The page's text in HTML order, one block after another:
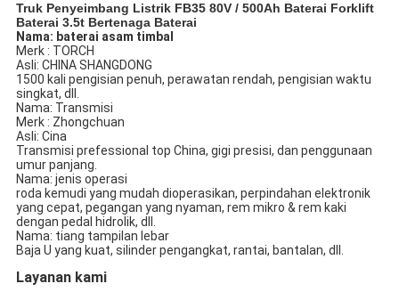
Truk Penyeimbang Listrik FB35 80V / 500Ah Baterai Forklift
Baterai 3.5t Bertenaga Baterai
Nama: baterai asam timbal
Merk : TORCH
Asli: CHINA SHANGDONG
1500 kali pengisian penuh, perawatan rendah, pengisian waktu
singkat, dll.
Nama: Transmisi
Merk : Zhongchuan
Asli: Cina
Transmisi prefessional top China, gigi presisi, dan penggunaan
umur panjang.
Nama: jenis operasi
roda kemudi yang mudah dioperasikan, perpindahan elektronik
yang cepat, pegangan yang nyaman, rem mikro & rem kaki
dengan pedal hidrolik, dll.
Nama: tiang tampilan lebar
Baja U yang kuat, silinder pengangkat, rantai, bantalan, dll.
Layanan kami